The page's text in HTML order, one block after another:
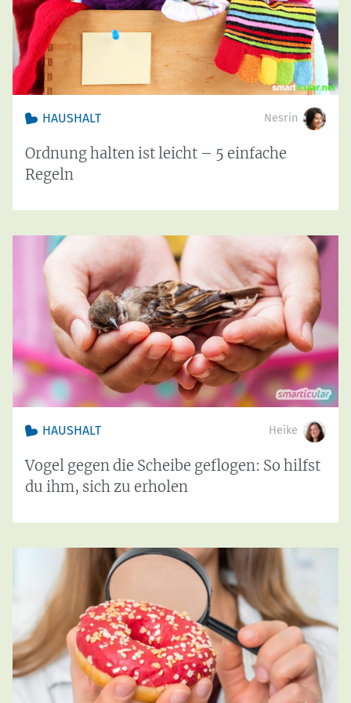
HAUSHALT Nesrin
Ordnung halten ist leicht – 5 einfache
Regeln
HAUSHALT Heike
Vogel gegen die Scheibe geflogen: So hilfst
du ihm, sich zu erholen